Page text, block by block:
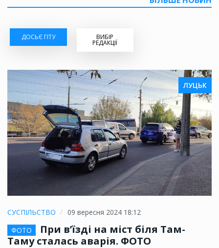
ДОСЬЄ ГІТУ ВИБІР
РЕДАКЦІЇ
ЛУЦЬК
СУСПІЛЬСТВО
09 вересня 2024 18:12
ФОТО
При в’їзді на міст біля Там-
Таму сталась аварія. ФОТО